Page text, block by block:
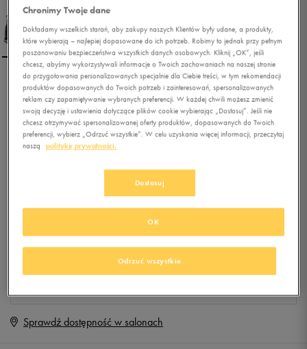
ADIDAS 10XT WTR MID
0.0( 0)
259,99złz Vat
Produkt niedostępny
Jeśli artykuł będzie ponownie dostępny, otrzymasz od nas powiadomienie.
Rozmiary EU
Sprawdź dostępność w salonach
Chronimy Twoje dane
Dokładamy wszelkich starań, aby zakupy naszych Klientów były udane, a produkty,
które wybierają – najlepiej dopasowane do ich potrzeb. Robimy to jednak przy pełnym
poszanowaniu bezpieczeństwa wszystkich danych osobowych. Kliknij „OK”, jeśli
chcesz, abyśmy wykorzystywali informacje o Twoich zachowaniach na naszej stronie
do przygotowania personalizowanych specjalnie dla Ciebie treści, w tym rekomendacji
produktów dopasowanych do Twoich potrzeb i zainteresowań, spersonalizowanych
reklam czy zapamiętywanie wybranych preferencji. W każdej chwili możesz zmienić
swoją decyzję i ustawienia dotyczące plików cookie wybierając „Dostosuj”. Jeśli nie
chcesz otrzymywać spersonalizowanej oferty produktów, dopasowanych do Twoich
preferencji, wybierz „Odrzuć wszystkie”. W celu uzyskania więcej informacji, przeczytaj
naszą
politykę prywatności.
Dostosuj
Odrzuć wszystkie
OK